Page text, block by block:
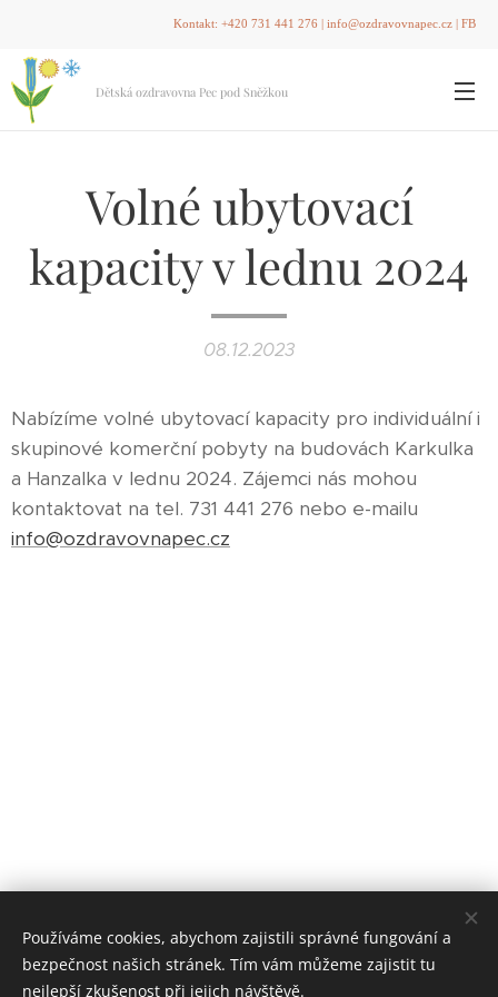
Kontakt: +420 731 441 276 | info@ozdravovnapec.cz | FB
Dětská ozdravovna Pec pod Sněžkou
Volné ubytovací
kapacity v lednu 2024
08.12.2023
Nabízíme volné ubytovací kapacity pro individuální i
skupinové komerční pobyty na budovách Karkulka
a Hanzalka v lednu 2024. Zájemci nás mohou
kontaktovat na tel. 731 441 276 nebo e-mailu
info@ozdravovnapec.cz
Používáme cookies, abychom zajistili správné fungování a
bezpečnost našich stránek. Tím vám můžeme zajistit tu
nejlepší zkušenost při jejich návštěvě.